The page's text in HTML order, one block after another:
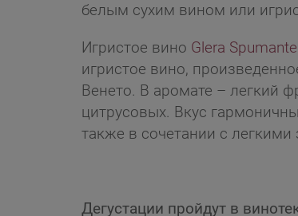
белым сухим вином или
Игристое вино Glera
игристое вино,
Венето. В аромате – легкий
цитрусовых. Вкус
также в сочетании с
Дегустации пройдут в